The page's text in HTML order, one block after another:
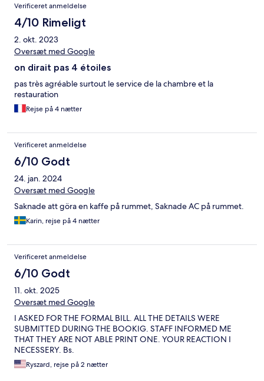
Verificeret anmeldelse
4/10 Rimeligt
2. okt. 2023
Oversæt med Google
on dirait pas 4 étoiles
pas très agréable surtout le service de la chambre et la
restauration
Rejse på 4 nætter
Verificeret anmeldelse
6/10 Godt
24. jan. 2024
Oversæt med Google
Saknade att göra en kaffe på rummet, Saknade AC på rummet.
Karin, rejse på 4 nætter
Verificeret anmeldelse
6/10 Godt
11. okt. 2025
Oversæt med Google
I ASKED FOR THE FORMAL BILL. ALL THE DETAILS WERE
SUBMITTED DURING THE BOOKIG. STAFF INFORMED ME
THAT THEY ARE NOT ABLE PRINT ONE. YOUR REACTION I
NECESSERY. Bs.
Ryszard, rejse på 2 nætter